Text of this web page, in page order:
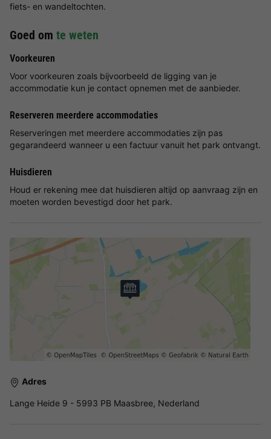
fiets- en wandeltochten.
Goed om te weten
Voorkeuren
Voor voorkeuren zoals bijvoorbeeld de ligging van je
accommodatie kun je contact opnemen met de aanbieder.
Reserveren meerdere accommodaties
Reserveringen met meerdere accommodaties zijn pas
gegarandeerd wanneer u een factuur vanuit het park ontvangt.
Huisdieren
Houd er rekening mee dat huisdieren altijd op aanvraag zijn en
moeten worden bevestigd door het park.
Adres
Lange Heide 9 - 5993 PB Maasbree, Nederland